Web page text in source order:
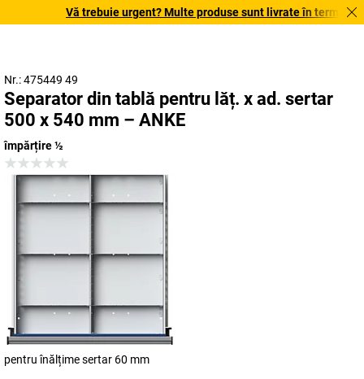
Vă trebuie urgent? Multe produse sunt livrate în termen
Nr.: 475449 49
Separator din tablă pentru lăț. x ad. sertar
500 x 540 mm – ANKE
împărțire ½
pentru înălțime sertar 60 mm